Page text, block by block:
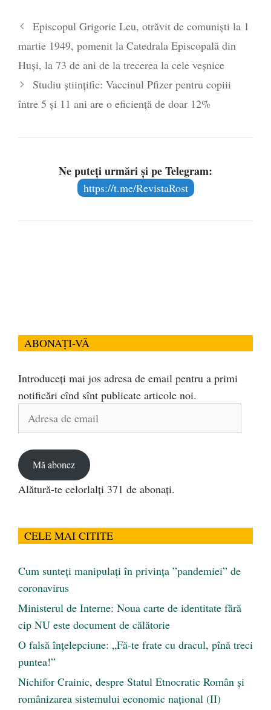
Episcopul Grigorie Leu, otrăvit de comuniști la 1
martie 1949, pomenit la Catedrala Episcopală din
Huși, la 73 de ani de la trecerea la cele veșnice
Studiu științific: Vaccinul Pfizer pentru copiii
între 5 și 11 ani are o eficiență de doar 12%
Ne puteți urmări și pe Telegram:
https://t.me/RevistaRost
ABONAȚI-VĂ
Introduceți mai jos adresa de email pentru a primi
notificări cînd sînt publicate articole noi.
Mă abonez
Alătură-te celorlalți 371 de abonați.
CELE MAI CITITE
Cum sunteți manipulați în privința ”pandemiei” de
coronavirus
Ministerul de Interne: Noua carte de identitate fără
cip NU este document de călătorie
O falsă înțelepciune: „Fă-te frate cu dracul, pînă treci
puntea!”
Nichifor Crainic, despre Statul Etnocratic Român şi
românizarea sistemului economic naţional (II)